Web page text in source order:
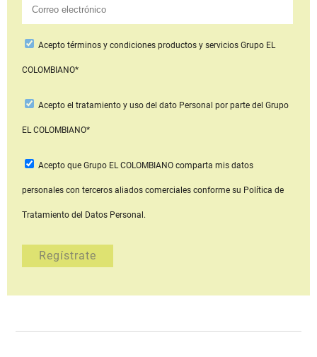
Aceptotérminos y condiciones productos y serviciosGrupo EL
COLOMBIANO*
Acepto el tratamiento y uso del dato Personal por parte del Grupo
EL COLOMBIANO*
Acepto que Grupo EL COLOMBIANOcomparta mis datos
personales con terceros aliados comerciales conforme su Política de
Tratamiento del Datos Personal.